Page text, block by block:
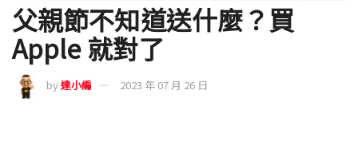
父親節不知道送什麼？買
Apple 就對了
by達小編 2023 年 07 月 26 日